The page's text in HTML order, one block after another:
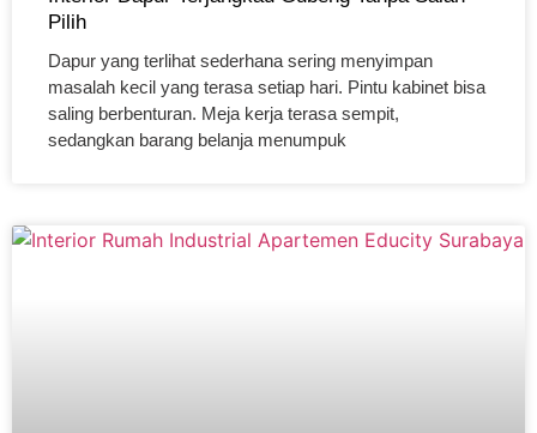
Pilih
Dapur yang terlihat sederhana sering menyimpan
masalah kecil yang terasa setiap hari. Pintu kabinet bisa
saling berbenturan. Meja kerja terasa sempit,
sedangkan barang belanja menumpuk